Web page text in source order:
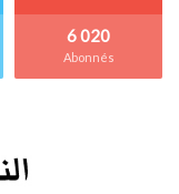
6 020
Abonnés